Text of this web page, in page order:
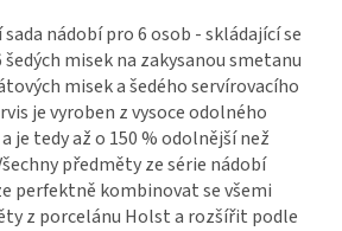
nádobí pro 6 osob - skládající se
misek na zakysanou smetanu
misek a šedého servírovacího
je vyroben z vysoce odolného
a je tedy až o 150 % odolnější než
předměty ze série nádobí
perfektně kombinovat se všemi
z porcelánu Holst a rozšířit podle